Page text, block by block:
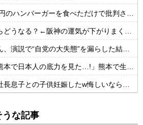
ハンバーガーを食べただけで批判される
なる？←阪神の運気が下がりまくるやろな
党の大失態”を漏らした結果→党からブチギレられるwwwww
生まれて初めて震度7の大地震を経験したドイツ人。直後、日本人たちの行動に衝撃を受けてしまう…
たw悔しいなら早く見つけてよw」→10年間、誰も探さず無視し続けた結果
うな記事